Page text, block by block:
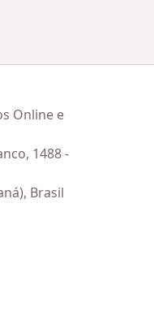
Online e
1488 -
Brasil
separador
novo separador